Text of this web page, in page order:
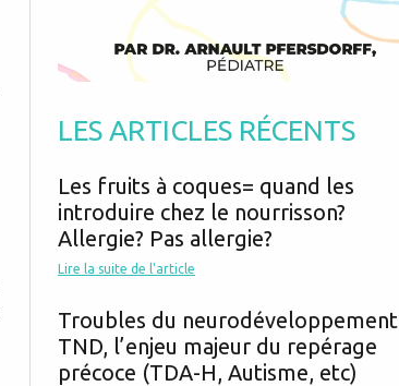
LES ARTICLES RÉCENTS
Les fruits à coques= quand les
introduire chez le nourrisson?
Allergie? Pas allergie?
Lire la suite de l'article
Troubles du neurodéveloppement
TND, l’enjeu majeur du repérage
précoce (TDA-H, Autisme, etc)